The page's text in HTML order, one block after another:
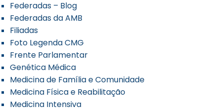
Federadas – Blog
Federadas da AMB
Filiadas
Foto Legenda CMG
Frente Parlamentar
Genética Médica
Medicina de Família e Comunidade
Medicina Física e Reabilitação
Medicina Intensiva